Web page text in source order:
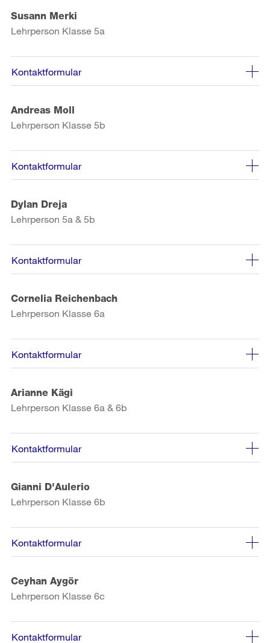
Susann Merki
Lehrperson Klasse 5a
Kontaktformular
Andreas Moll
Lehrperson Klasse 5b
Kontaktformular
Dylan Dreja
Lehrperson 5a & 5b
Kontaktformular
Cornelia Reichenbach
Lehrperson Klasse 6a
Kontaktformular
Arianne Kägi
Lehrperson Klasse 6a & 6b
Kontaktformular
Gianni D'Aulerio
Lehrperson Klasse 6b
Kontaktformular
Ceyhan Aygör
Lehrperson Klasse 6c
Kontaktformular